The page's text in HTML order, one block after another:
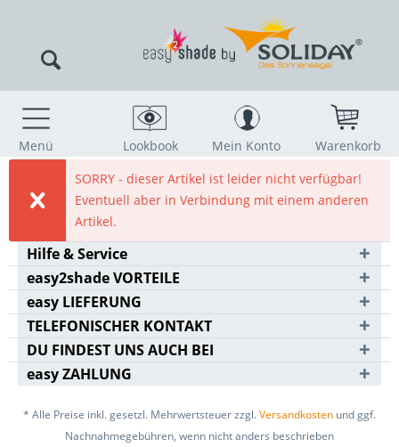
Menü Lookbook Mein Konto
Warenkorb
SORRY - dieser Artikel ist leider nicht verfügbar!
Eventuell aber in Verbindung mit einem anderen
Artikel.
Hilfe & Service
easy2shade VORTEILE
easy LIEFERUNG
TELEFONISCHER KONTAKT
DU FINDEST UNS AUCH BEI
easy ZAHLUNG
* Alle Preise inkl. gesetzl. Mehrwertsteuer zzgl.Versandkosten und ggf.
Nachnahmegebühren, wenn nicht anders beschrieben